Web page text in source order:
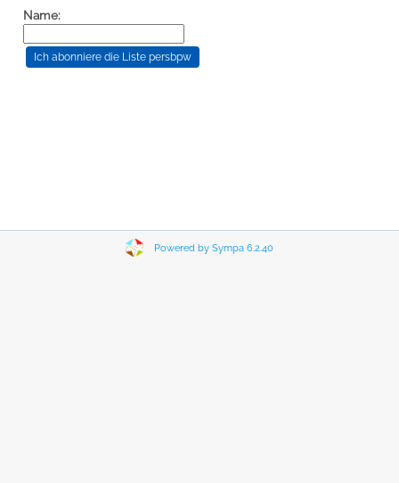
Name:
Powered by Sympa 6.2.40